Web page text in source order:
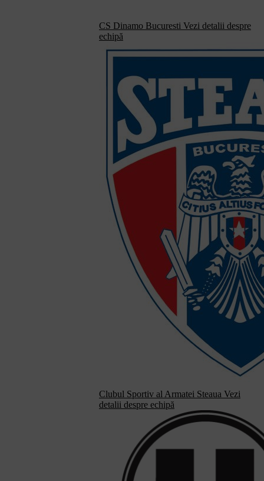
CS Dinamo Bucuresti Vezi detalii despre
echipă
Clubul Sportiv al Armatei Steaua Vezi
detalii despre echipă